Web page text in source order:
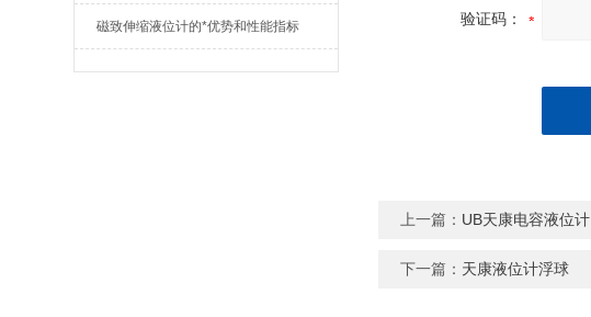
磁致伸缩液位计的*优势和性能指标 验证码：
上一篇： UB天康电容液位计
下一篇： 天康液位计浮球